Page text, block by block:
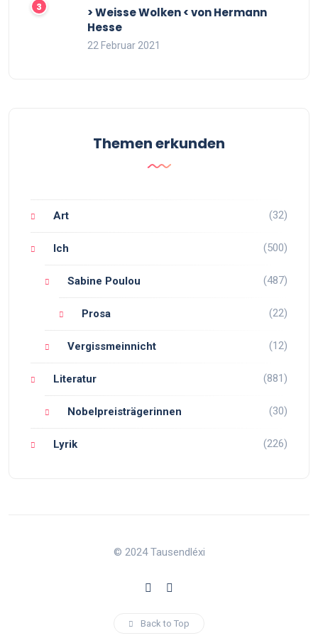
> Weisse Wolken < von Hermann
Hesse
22 Februar 2021
Themen erkunden
Art (32)
Ich (500)
Sabine Poulou (487)
Prosa (22)
Vergissmeinnicht (12)
Literatur (881)
Nobelpreisträgerinnen (30)
Lyrik (226)
© 2024 Tausendléxi
Back to Top